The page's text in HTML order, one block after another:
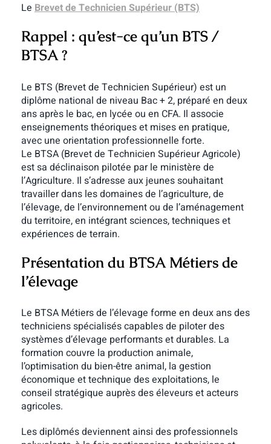
Le Brevet de Technicien Supérieur (BTS)
Rappel : qu’est-ce qu’un BTS /
BTSA ?
Le BTS (Brevet de Technicien Supérieur) est un
diplôme national de niveau Bac + 2, préparé en deux
ans après le bac, en lycée ou en CFA. Il associe
enseignements théoriques et mises en pratique,
avec une orientation professionnelle forte.
Le BTSA (Brevet de Technicien Supérieur Agricole)
est sa déclinaison pilotée par le ministère de
l’Agriculture. Il s’adresse aux jeunes souhaitant
travailler dans les domaines de l’agriculture, de
l’élevage, de l’environnement ou de l’aménagement
du territoire, en intégrant sciences, techniques et
expériences de terrain.
Présentation du BTSA Métiers de
l’élevage
Le BTSA Métiers de l’élevage forme en deux ans des
techniciens spécialisés capables de piloter des
systèmes d’élevage performants et durables. La
formation couvre la production animale,
l’optimisation du bien-être animal, la gestion
économique et technique des exploitations, le
conseil stratégique auprès des éleveurs et acteurs
agricoles.
Les diplômés deviennent ainsi des professionnels